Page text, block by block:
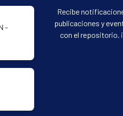
-
Recibe
publicaciones y
con el repositorio.